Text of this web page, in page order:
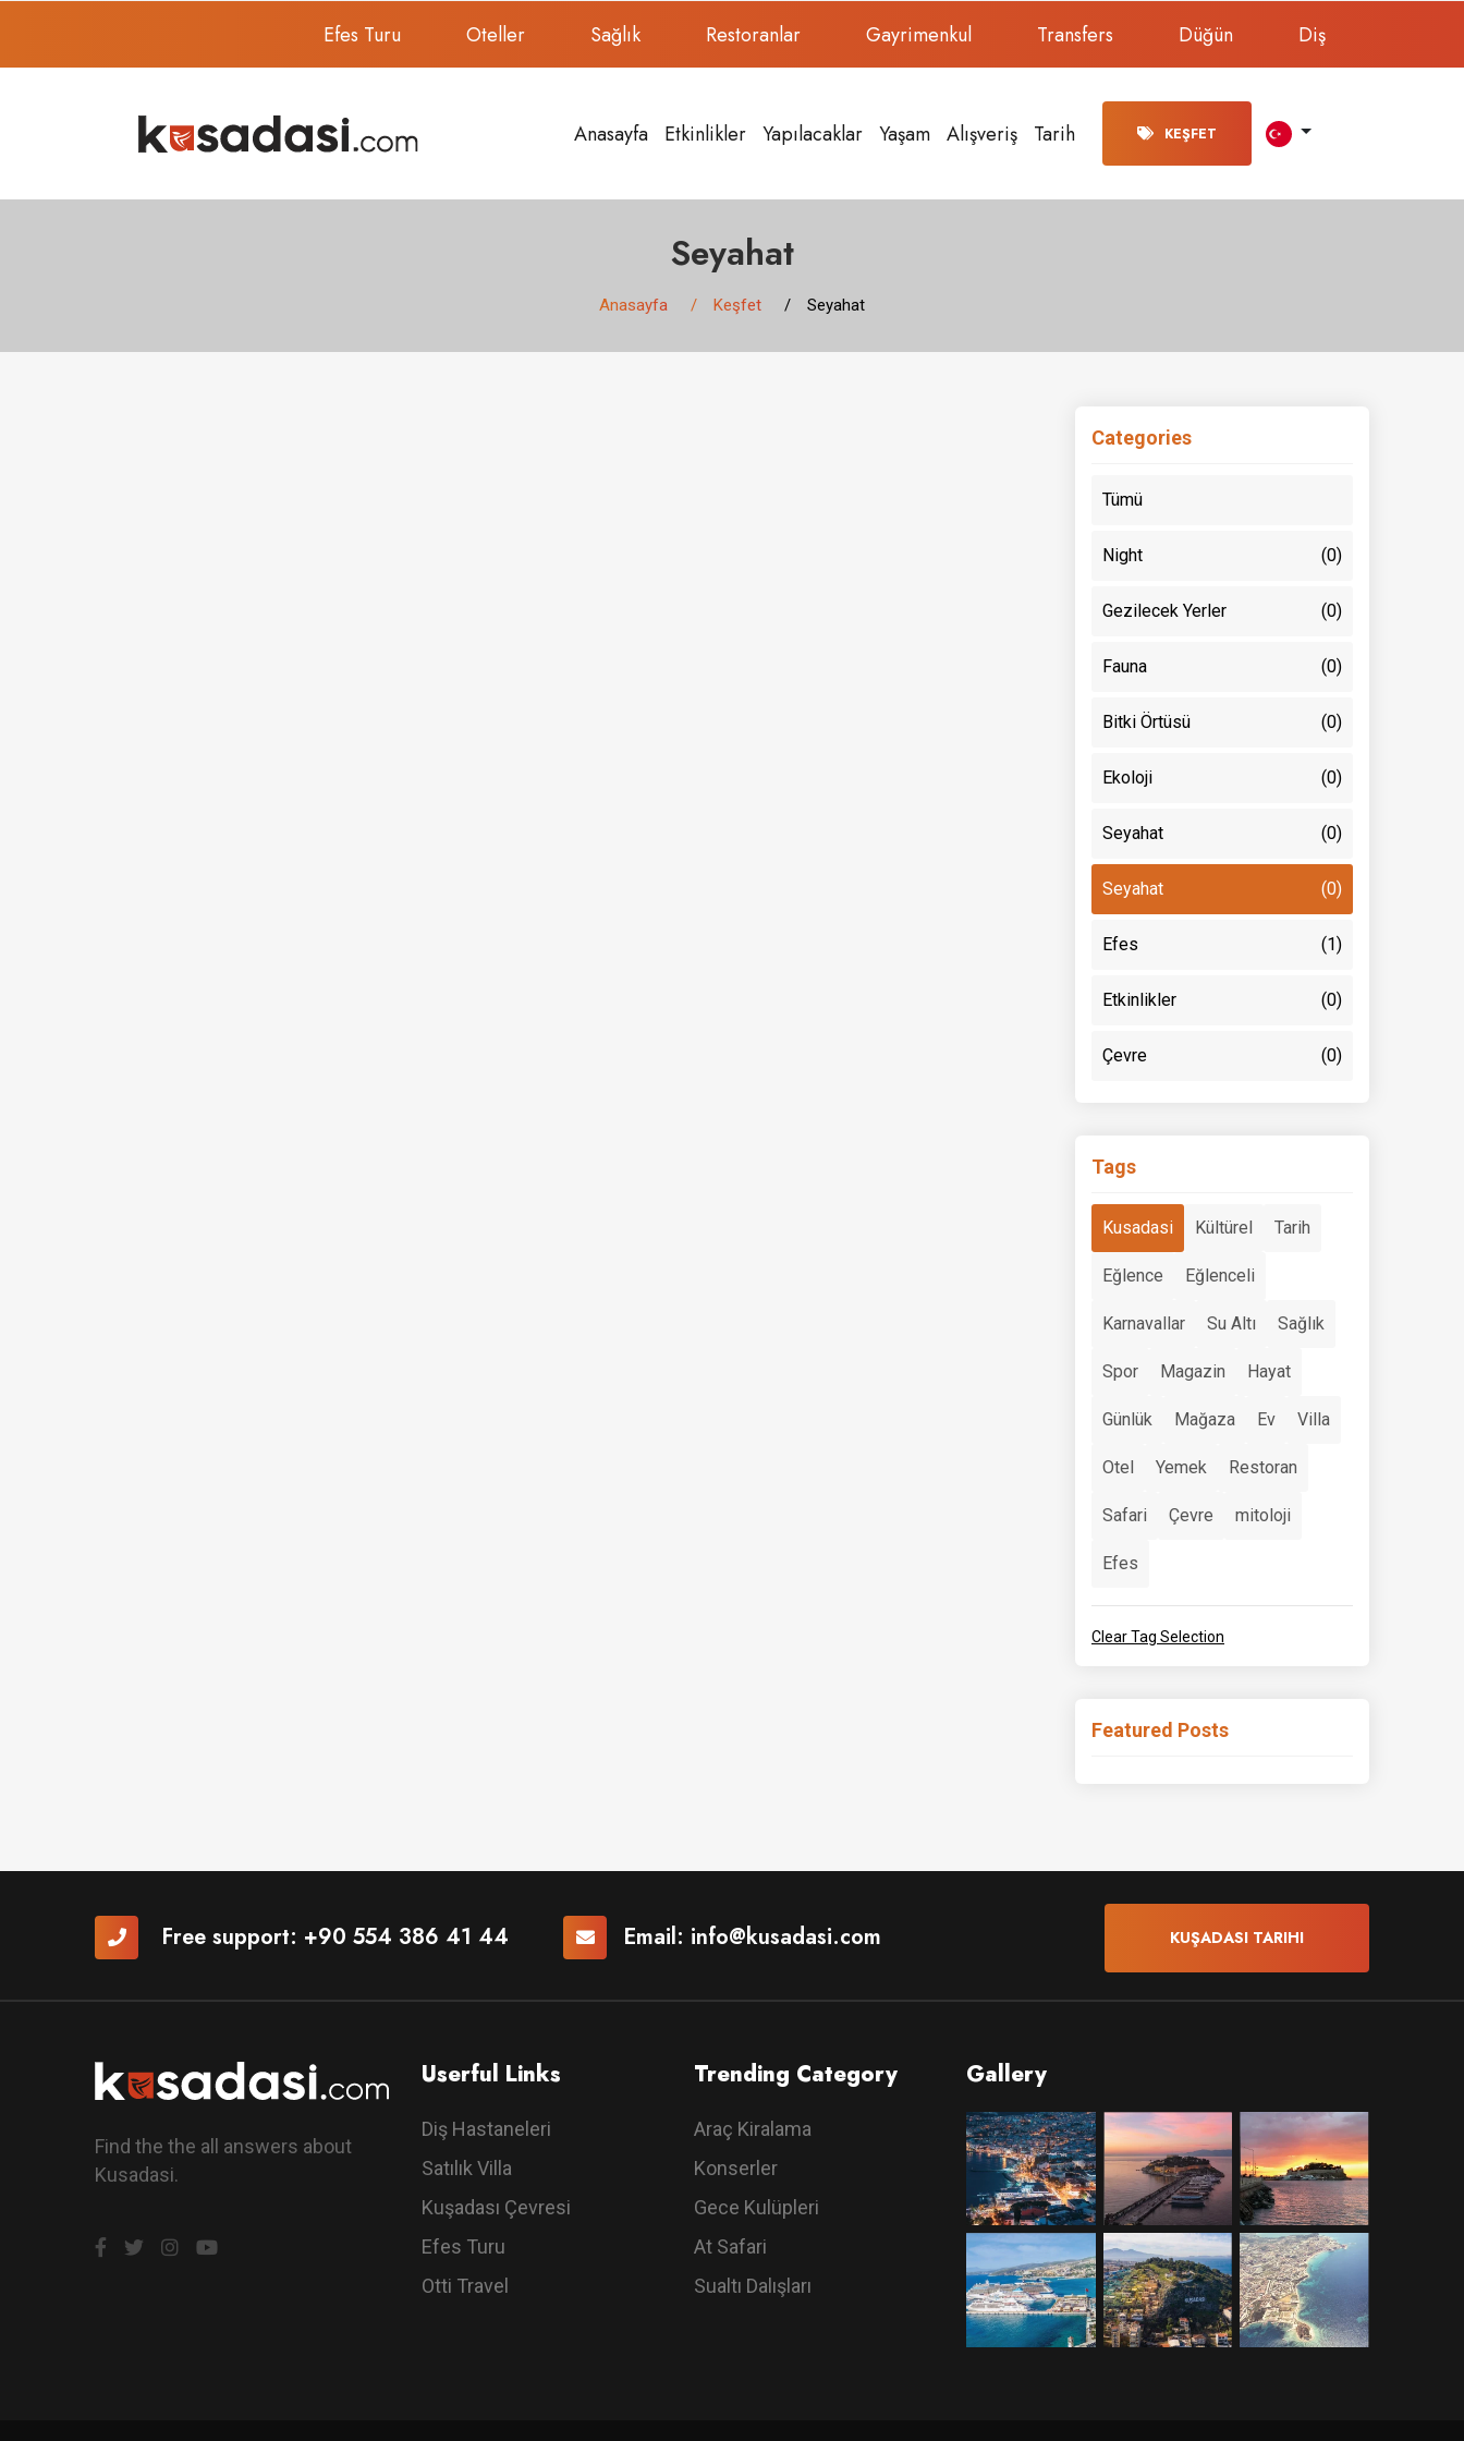
Efes Turu Oteller Sağlık Restoranlar Gayrimenkul Transfers Düğün Diş
Anasayfa Etkinlikler Yapılacaklar Yaşam Alışveriş Tarih KEŞFET
Seyahat
Anasayfa Keşfet Seyahat
Categories
Tümü
Night (0)
Gezilecek Yerler (0)
Fauna (0)
Bitki Örtüsü (0)
Ekoloji (0)
Seyahat (0)
Seyahat (0)
Efes (1)
Etkinlikler (0)
Çevre (0)
Tags
Kusadasi Kültürel Tarih
Eğlence Eğlenceli
Karnavallar Su Altı Sağlık
Spor Magazin Hayat
Günlük Mağaza Ev Villa
Otel Yemek Restoran
Safari Çevre mitoloji
Efes
Clear Tag Selection
Featured Posts
Free support: +90 554 386 41 44 Email: info@kusadasi.com KUŞADASI TARIHI
Find the the all answers about
Kusadasi.
Userful Links
Diş Hastaneleri
Satılık Villa
Kuşadası Çevresi
Efes Turu
Otti Travel
Trending Category
Araç Kiralama
Konserler
Gece Kulüpleri
At Safari
Sualtı Dalışları
Gallery